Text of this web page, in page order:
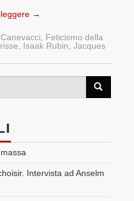
→
Canevacci
Feticismo della
Isaak Rubin ,Jacques
Intervista ad Anselm